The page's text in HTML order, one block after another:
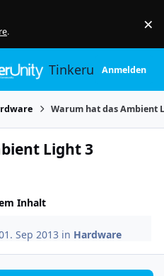
. ×
TinkerunityAnmelden
Warum hat das Ambient
Light 3
Inhalt
1. Sep 2013 in Hardware